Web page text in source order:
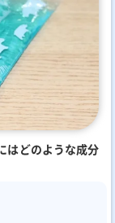
はどのような成分